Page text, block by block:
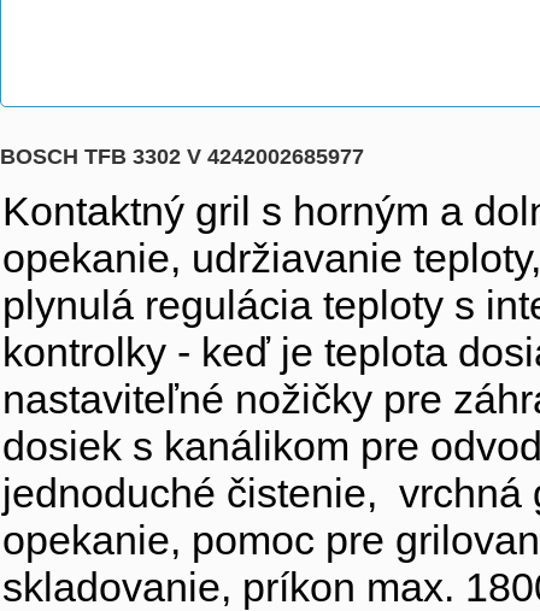
BOSCH TFB 3302 V 4242002685977
Kontaktný gril s horným a
opekanie, udržiavanie
plynulá regulácia teploty s
kontrolky - keď je teplota
nastaviteľné nožičky pre
dosiek s kanálikom pre
jednoduché čistenie, vrchná
opekanie, pomoc pre
skladovanie, príkon max.